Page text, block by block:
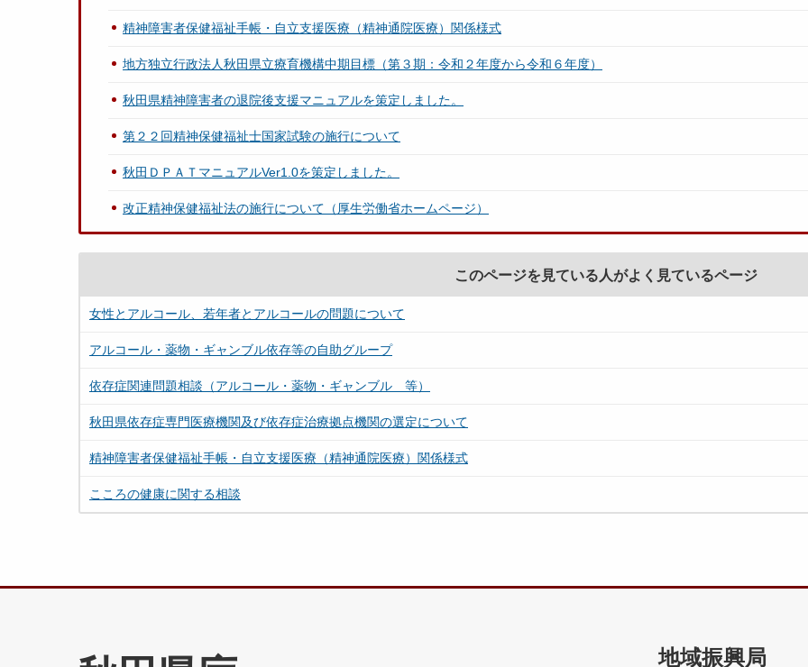
精神障害者保健福祉手帳・自立支援医療（精神通院医療）関係様式
地方独立行政法人秋田県立療育機構中期目標（第３期：令和２年度から令和６年度）
秋田県精神障害者の退院後支援マニュアルを策定しました。
第２２回精神保健福祉士国家試験の施行について
秋田ＤＰＡＴマニュアルVer1.0を策定しました。
改正精神保健福祉法の施行について（厚生労働省ホームページ）
このページを見ている人がよく見ているページ
女性とアルコール、若年者とアルコールの問題について
アルコール・薬物・ギャンブル依存等の自助グループ
依存症関連問題相談（アルコール・薬物・ギャンブル 等）
秋田県依存症専門医療機関及び依存症治療拠点機関の選定について
精神障害者保健福祉手帳・自立支援医療（精神通院医療）関係様式
こころの健康に関する相談
地域振興局